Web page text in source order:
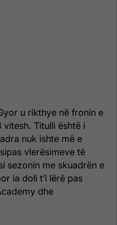
u rikthye në fronin e
Titulli është i
nuk ishte më e
vlerësimeve të
sezonin me skuadrën e
ia doli t’i lërë pas
dhe